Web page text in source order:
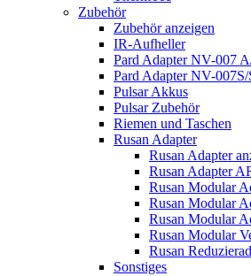
Zubehör
Zubehör anzeigen
IR-Aufheller
Pard Adapter NV-007
Pard Adapter NV-007S/
Pulsar Akkus
Pulsar Zubehör
Riemen und Taschen
Rusan Adapter
Rusan Adapter
Rusan Adapter
Rusan Modular
Rusan Modular
Rusan Modular
Rusan Modular
Rusan
Sonstiges